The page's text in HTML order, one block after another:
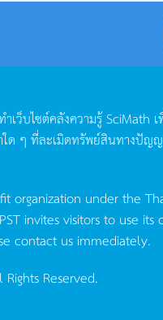
ำเว็บไซต์คลังความรู้SciMath
ด ๆ ที่ละเมิดทรัพย์สินทางปัญญ
organization under the
invites visitors to use its
contact us immediately.
Reserved.